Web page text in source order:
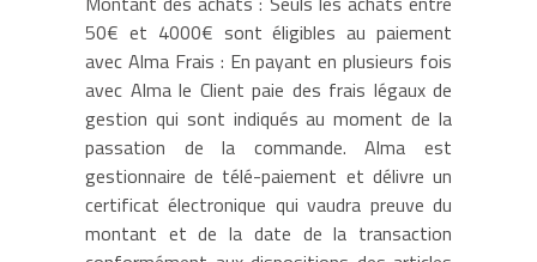
50€ et 4000€ sont éligibles au paiement
avec Alma Frais : En payant en plusieurs fois
avec Alma le Client paie des frais légaux de
gestion qui sont indiqués au moment de la
passation de la commande. Alma est
gestionnaire de télé-paiement et délivre un
certificat électronique qui vaudra preuve du
montant et de la date de la transaction